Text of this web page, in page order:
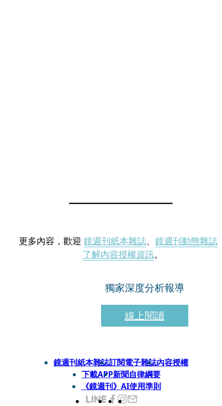
更多內容，歡迎 鏡週刊紙本雜誌、 鏡週刊動態雜誌
了解內容授權資訊。
獨家深度分析報導
線上閱讀
鏡週刊紙本雜誌訂閱電子雜誌內容授權
下載APP新聞自律綱要
《鏡週刊》AI使用準則